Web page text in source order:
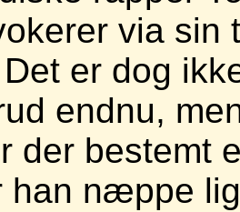
via sin
er dog
endnu,
der bestemt
han næppe